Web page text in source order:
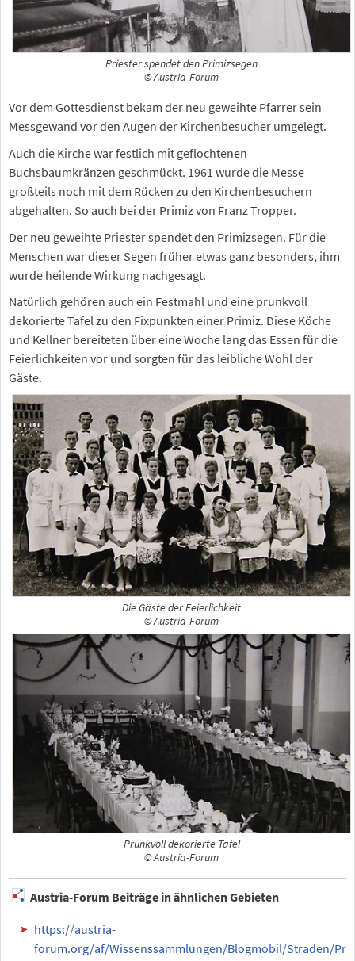
Priester spendet den Primizsegen
© Austria-Forum
Vor dem Gottesdienst bekam der neu geweihte Pfarrer sein
Messgewand vor den Augen der Kirchenbesucher umgelegt.
Auch die Kirche war festlich mit geflochtenen
Buchsbaumkränzen geschmückt. 1961 wurde die Messe
großteils noch mit dem Rücken zu den Kirchenbesuchern
abgehalten. So auch bei der Primiz von Franz Tropper.
Der neu geweihte Priester spendet den Primizsegen. Für die
Menschen war dieser Segen früher etwas ganz besonders, ihm
wurde heilende Wirkung nachgesagt.
Natürlich gehören auch ein Festmahl und eine prunkvoll
dekorierte Tafel zu den Fixpunkten einer Primiz. Diese Köche
und Kellner bereiteten über eine Woche lang das Essen für die
Feierlichkeiten vor und sorgten für das leibliche Wohl der
Gäste.
Die Gäste der Feierlichkeit
© Austria-Forum
Prunkvoll dekorierte Tafel
© Austria-Forum
Austria-Forum Beiträge in ähnlichen Gebieten
https://austria-
forum.org/af/Wissenssammlungen/Blogmobil/Straden/Pr